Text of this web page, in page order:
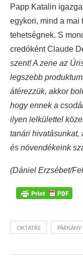
Papp Katalin
egykori, mind a mai
tehetségnek. S
credóként Claude
szent! A zene az
legszebb
átérezzük, akkor
hogy ennek a
ilyen lelkülettel
tanári hivatásunkat,
és növendékeink
(Dániel Erzsébet/
OKTATÁS PÁRKÁNY